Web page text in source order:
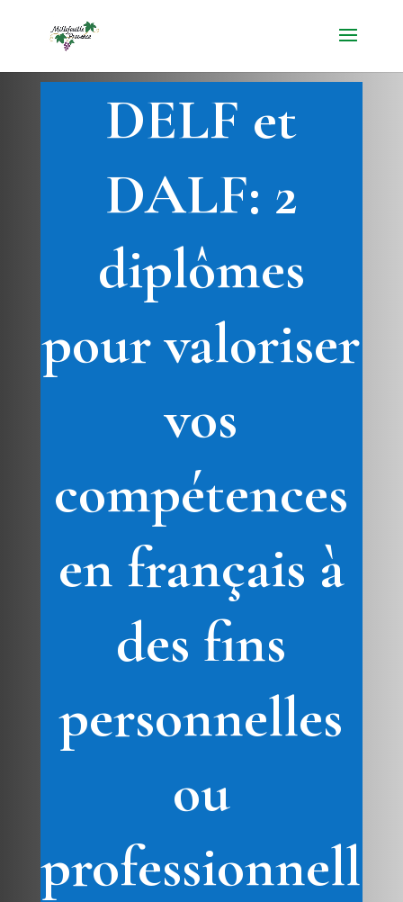
DELF et
DALF: 2
diplômes
pour valoriser
vos
compétences
en français à
des fins
personnelles
ou
professionnell